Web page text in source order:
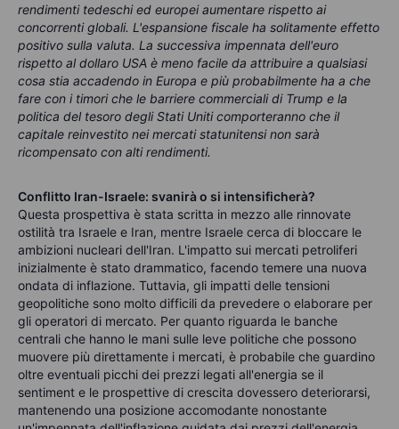
rendimenti tedeschi ed europei aumentare rispetto ai
concorrenti globali. L'espansione fiscale ha solitamente effetto
positivo sulla valuta. La successiva impennata dell'euro
rispetto al dollaro USA è meno facile da attribuire a qualsiasi
cosa stia accadendo in Europa e più probabilmente ha a che
fare con i timori che le barriere commerciali di Trump e la
politica del tesoro degli Stati Uniti comporteranno che il
capitale reinvestito nei mercati statunitensi non sarà
ricompensato con alti rendimenti.
Conflitto Iran-Israele: svanirà o si intensificherà?
Questa prospettiva è stata scritta in mezzo alle rinnovate
ostilità tra Israele e Iran, mentre Israele cerca di bloccare le
ambizioni nucleari dell'Iran. L'impatto sui mercati petroliferi
inizialmente è stato drammatico, facendo temere una nuova
ondata di inflazione. Tuttavia, gli impatti delle tensioni
geopolitiche sono molto difficili da prevedere o elaborare per
gli operatori di mercato. Per quanto riguarda le banche
centrali che hanno le mani sulle leve politiche che possono
muovere più direttamente i mercati, è probabile che guardino
oltre eventuali picchi dei prezzi legati all'energia se il
sentiment e le prospettive di crescita dovessero deteriorarsi,
mantenendo una posizione accomodante nonostante